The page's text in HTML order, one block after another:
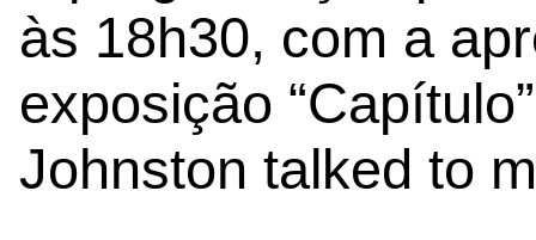
às 18h30, com a
exposição
Johnston talked to